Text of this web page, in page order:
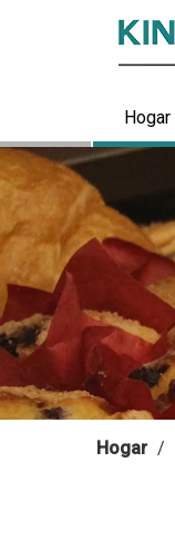
Hogar
Hogar /